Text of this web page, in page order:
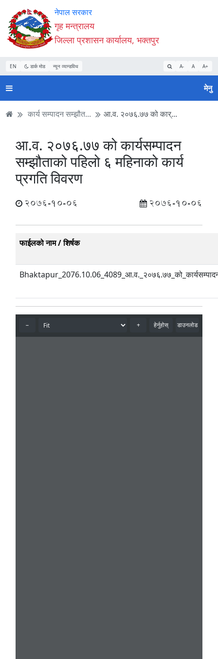
Accessibility
Mode
सुरु
गर्नुहोस्
सामाग्री
पढ्नुहाेस्
नेभिगेसन
पढ्नुहाेस्
वेबसाइट
खोजमा
जानुहोस्
नेपाल सरकार
गृह मन्त्रालय
जिल्ला प्रशासन कार्यालय, भक्तपुर
EN डार्क मोड न्यून व्यान्डविथ A- A A+
मेनु
कार्य सम्पादन सम्झौत... आ.व. २०७६.७७ को कार्...
आ.व. २०७६.७७ को कार्यसम्पादन
सम्झौताको पहिलो ६ महिनाको कार्य
प्रगति विवरण
2076-10-06 2076-10-06
फाईलको नाम / शिर्षक